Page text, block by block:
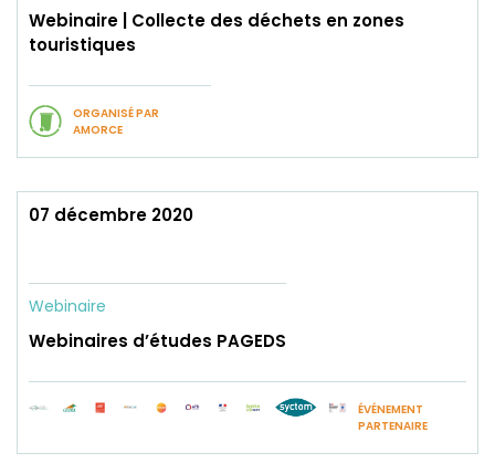
Webinaire | Collecte des déchets en zones
touristiques
ORGANISÉ PAR
AMORCE
07 décembre 2020
Webinaire
Webinaires d’études PAGEDS
ÉVÉNEMENT
PARTENAIRE